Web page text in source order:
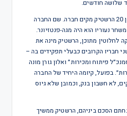
שימו לב. כבר כשהוא היה בן 20 הרשטיק מקים חברה. שם החברה
נעוריו הוא היה מגה-פנטזיונר.
לחלוטין מתוכן, הרשטיק מינה את
חבריו הקרובים כבעלי תפקידים בה –
פיתוח ומכירות״ ואלון גורן מונה
בפועל, קיומה היחיד של החברה
לא חשבון בנק, וכמובן שלא גיוס
הסכם ביניהם, הרשטיק ממשיך